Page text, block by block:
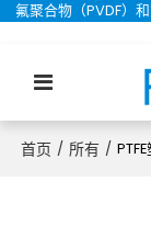
氟聚合物（PVDF）
首页 / 所有 /